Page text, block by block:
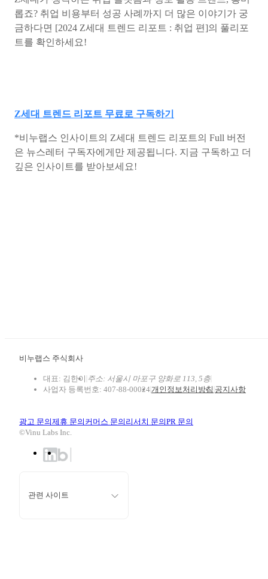
롭죠? 취업 비용부터 성공 사례까지 더 많은 이야기가 궁
금하다면 [2024 Z세대 트렌드 리포트 : 취업 편]의 풀리포
트를 확인하세요!
Z세대 트렌드 리포트 무료로 구독하기
*비누랩스 인사이트의 Z세대 트렌드 리포트의 Full 버전
은 뉴스레터 구독자에게만 제공됩니다. 지금 구독하고 더
깊은 인사이트를 받아보세요!
비누랩스 주식회사
대표: 김한이 주소: 서울시 마포구 양화로 113, 5층
사업자 등록번호: 407-88-00024개인정보처리방침 공지사항
광고 문의제휴 문의 커머스 문의 리서치 문의PR 문의
©Vinu Labs Inc.
관련 사이트